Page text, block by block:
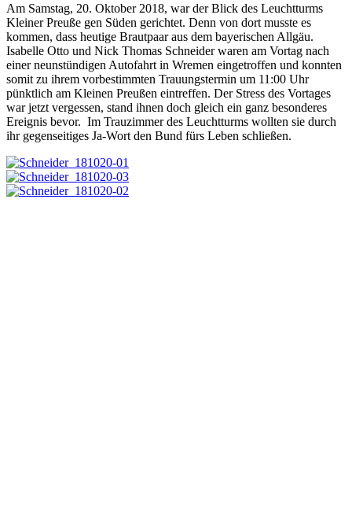
Am Samstag, 20. Oktober 2018, war der Blick des Leuchtturms
Kleiner Preuße gen Süden gerichtet. Denn von dort musste es
kommen, dass heutige Brautpaar aus dem bayerischen Allgäu.
Isabelle Otto und Nick Thomas Schneider waren am Vortag nach
einer neunstündigen Autofahrt in Wremen eingetroffen und konnten
somit zu ihrem vorbestimmten Trauungstermin um 11:00 Uhr
pünktlich am Kleinen Preußen eintreffen. Der Stress des Vortages
war jetzt vergessen, stand ihnen doch gleich ein ganz besonderes
Ereignis bevor. Im Trauzimmer des Leuchtturms wollten sie durch
ihr gegenseitiges Ja-Wort den Bund fürs Leben schließen.